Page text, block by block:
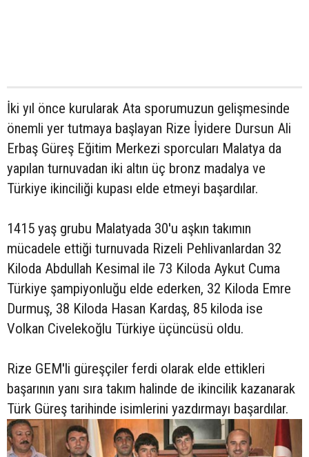
İki yıl önce kurularak Ata sporumuzun gelişmesinde
önemli yer tutmaya başlayan Rize İyidere Dursun Ali
Erbaş Güreş Eğitim Merkezi sporcuları Malatya da
yapılan turnuvadan iki altın üç bronz madalya ve
Türkiye ikinciliği kupası elde etmeyi başardılar.
1415 yaş grubu Malatyada 30'u aşkın takımın
mücadele ettiği turnuvada Rizeli Pehlivanlardan 32
Kiloda Abdullah Kesimal ile 73 Kiloda Aykut Cuma
Türkiye şampiyonluğu elde ederken, 32 Kiloda Emre
Durmuş, 38 Kiloda Hasan Kardaş, 85 kiloda ise
Volkan Civelekoğlu Türkiye üçüncüsü oldu.
Rize GEM'li güreşçiler ferdi olarak elde ettikleri
başarının yanı sıra takım halinde de ikincilik kazanarak
Türk Güreş tarihinde isimlerini yazdırmayı başardılar.